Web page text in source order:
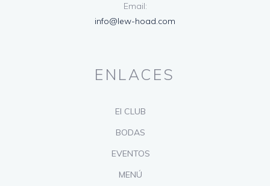
Email:
info@lew-hoad.com
ENLACES
El CLUB
BODAS
EVENTOS
MENÚ